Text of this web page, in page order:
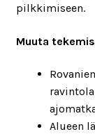
pilkkimiseen.
Muuta
Alueen